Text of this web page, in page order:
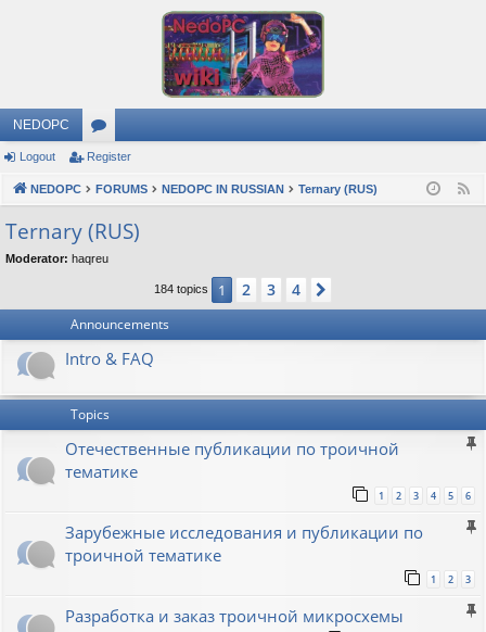
NEDOPC
or
u
m
s
Logout Register
NEDOPC FORUMS NEDOPC IN RUSSIAN Ternary (RUS)
Ternary (RUS)
Moderator: haqreu
184 topics 1 2 3 4
Announcements
Intro & FAQ
Topics
Отечественные публикации по троичной
тематике
1 2 3 4 5 6
Зарубежные исследования и публикации по
троичной тематике
1 2 3
Разработка и заказ троичной микросхемы